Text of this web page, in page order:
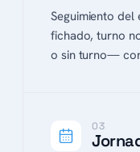
Seguimiento
fichado, turno
o sin turno—
03